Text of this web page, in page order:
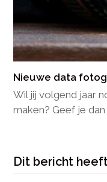
Nieuwe data
Wil jij volgend jaar
maken? Geef je dan
Dit bericht